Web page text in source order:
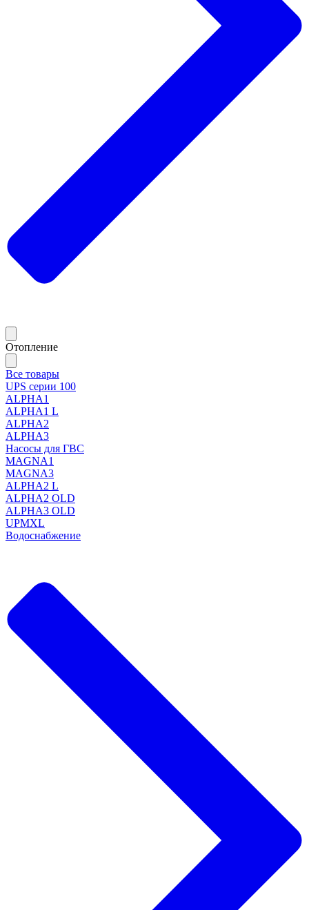
Отопление
Все товары
UPS серии 100
ALPHA1
ALPHA1 L
ALPHA2
ALPHA3
Насосы для ГВС
MAGNA1
MAGNA3
ALPHA2 L
ALPHA2 OLD
ALPHA3 OLD
UPMXL
Водоснабжение